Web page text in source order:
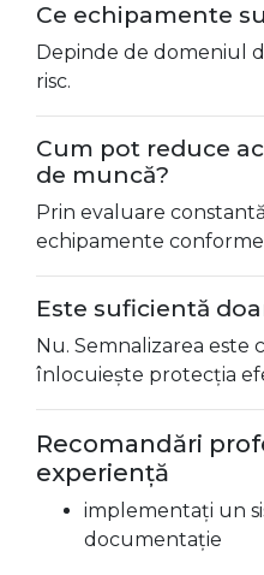
Ce echipamente
Depinde de domeniul
risc.
Cum pot reduce
de muncă?
Prin evaluare
echipamente
Este suficientă
Nu. Semnalizarea este
înlocuiește protecția
Recomandări
experiență
implementați un
documentație